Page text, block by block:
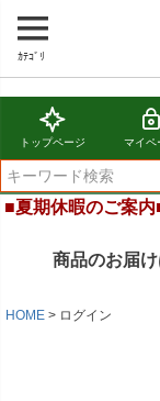
ｶﾃｺﾞﾘ
トップページ マイペ
■夏期休暇のご案内
商品のお届けは
HOME ログイン